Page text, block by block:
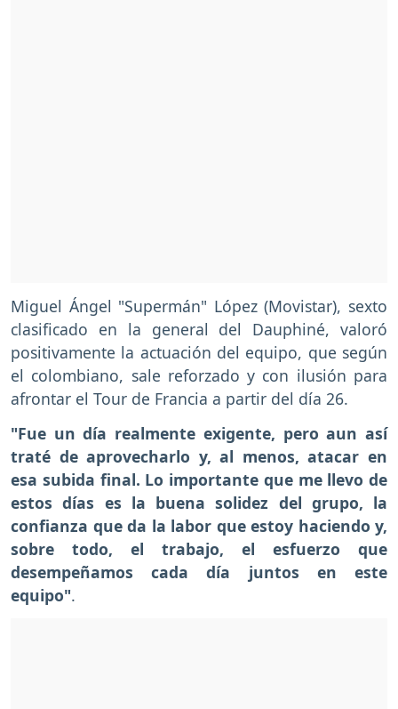
Miguel Ángel "Supermán" López (Movistar), sexto
clasificado en la general del Dauphiné, valoró
positivamente la actuación del equipo, que según
el colombiano, sale reforzado y con ilusión para
afrontar el Tour de Francia a partir del día 26.
"Fue un día realmente exigente, pero aun así
traté de aprovecharlo y, al menos, atacar en
esa subida final. Lo importante que me llevo de
estos días es la buena solidez del grupo, la
confianza que da la labor que estoy haciendo y,
sobre todo, el trabajo, el esfuerzo que
desempeñamos cada día juntos en este
equipo".